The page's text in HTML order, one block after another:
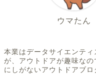
ウマたん
本業はデータサイエンティ
が、アウトドアが趣味なの
にしがないアウトドアブロ